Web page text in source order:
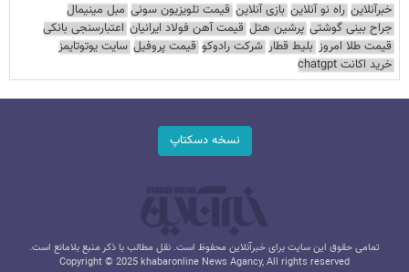
خبرآنلاین راه نو آنلاین بازی آنلاین قیمت تلویزیون سونی مبل مینیمال
جراح بینی گوشتی پرشین هتل قیمت آهن فولاد ایرانیان اعتبارسنجی بانکی
قیمت طلا امروز بلیط قطار شرکت رادوکو قیمت پروفیل سایت یوتوتایمز
خرید اکانت chatgpt
نسخه دسکتاپ
تمامی حقوق این سایت برای خبرآنلاین محفوظ است. نقل مطالب با ذکر منبع بلامانع است.
Copyright © 2025 khabaronline News Agancy, All rights reserved